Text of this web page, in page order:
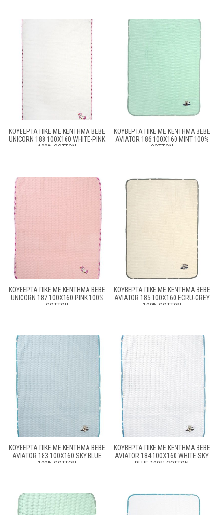
ΚΟΥΒΈΡΤΑ ΠΙΚΈ ΜΕ ΚΈΝΤΗΜΑ BEBE
UNICORN 188 100X160 WHITE-PINK
100% COTTON
ΚΟΥΒΈΡΤΑ ΠΙΚΈ ΜΕ ΚΈΝΤΗΜΑ BEBE
AVIATOR 186 100X160 MINT 100%
COTTON
ΚΟΥΒΈΡΤΑ ΠΙΚΈ ΜΕ ΚΈΝΤΗΜΑ BEBE
UNICORN 187 100X160 PINK 100%
COTTON
ΚΟΥΒΈΡΤΑ ΠΙΚΈ ΜΕ ΚΈΝΤΗΜΑ BEBE
AVIATOR 185 100X160 ECRU-GREY
100% COTTON
ΚΟΥΒΈΡΤΑ ΠΙΚΈ ΜΕ ΚΈΝΤΗΜΑ BEBE
AVIATOR 183 100X160 SKY BLUE
100% COTTON
ΚΟΥΒΈΡΤΑ ΠΙΚΈ ΜΕ ΚΈΝΤΗΜΑ BEBE
AVIATOR 184 100X160 WHITE-SKY
BLUE 100% COTTON